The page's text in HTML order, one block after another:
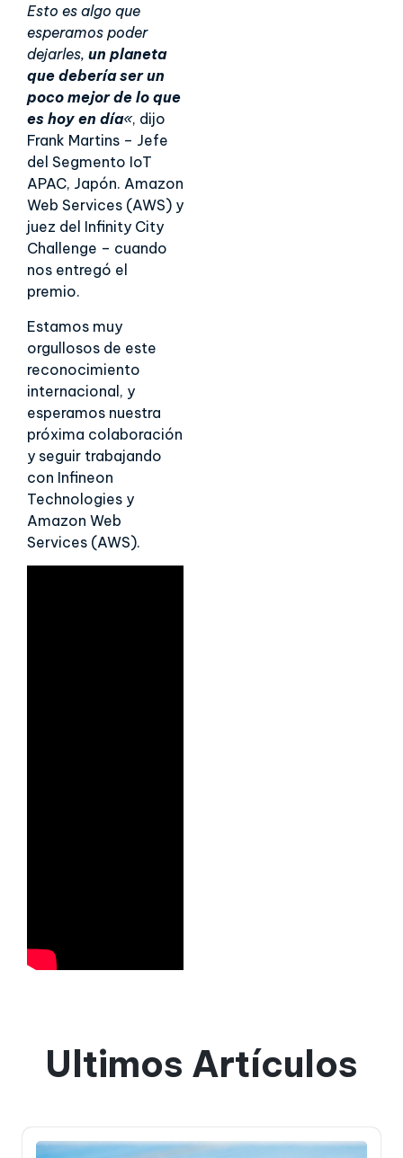
Esto es algo que
esperamos poder
dejarles, un planeta
que debería ser un
poco mejor de lo que
es hoy en día«, dijo
Frank Martins – Jefe
del Segmento IoT
APAC, Japón. Amazon
Web Services (AWS) y
juez del Infinity City
Challenge – cuando
nos entregó el
premio.
Estamos muy
orgullosos de este
reconocimiento
internacional, y
esperamos nuestra
próxima colaboración
y seguir trabajando
con Infineon
Technologies y
Amazon Web
Services (AWS).
Ultimos Artículos